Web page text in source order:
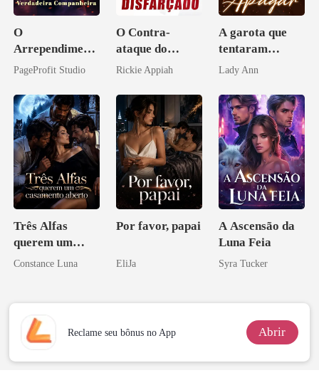
O
Arrependiment
o do Alfa:
Verdadeira
Companheira
PageProfit Studio
O Contra-
ataque do
Bilionário
Rickie Appiah
A garota que
tentaram
apagar
Lady Ann
Três Alfas
querem um
casamento
Constance Luna
Por favor, papai
EliJa
A Ascensão da
Luna Feia
Syra Tucker
Reclame seu bônus no App Abrir